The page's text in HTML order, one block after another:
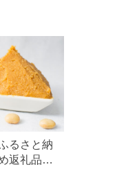
るさと納
返礼品ラ